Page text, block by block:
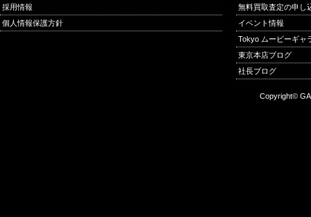
採用情報
個人情報保護方針
無料買取査定の申し
イベント情報
Tokyo ムービーギャ
東京本店ブログ
社長ブログ
Copyright©